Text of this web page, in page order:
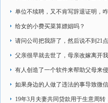
他认识第二天那个
单位不续聘，又不肯写辞退证明，
给女的小费买菜算嫖娼吗？
请问公司把我辞了，然后说不到21
在加班时间内，
父亲很早就去世了，母亲改嫁离开
年了，现在是和奶奶在一起生活
有人创造了一个软件来帮助父母来
法嘛，该软件可以强制锁手机
如果身边的人做了违法的事导致微
现实生活中做过违法的事情
19年3月夫妻共同贷款用于生意周转